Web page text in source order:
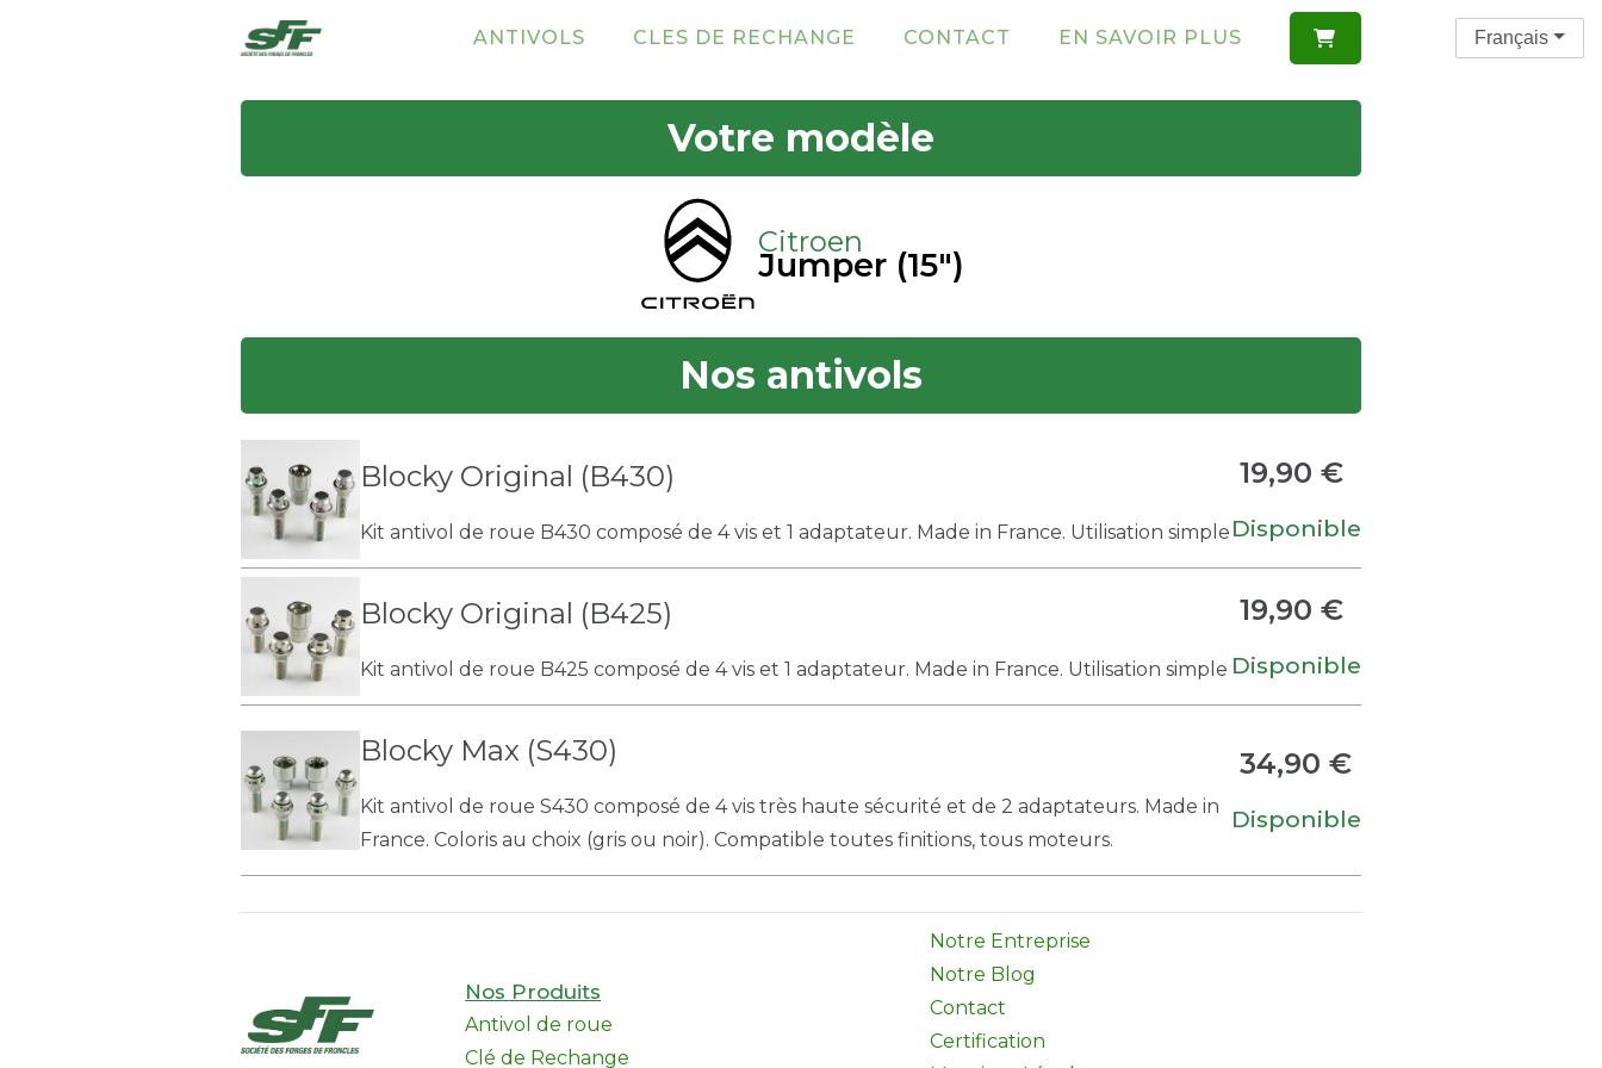
ANTIVOLS CLES DE RECHANGE CONTACT EN SAVOIR PLUS 
Votre modèle
Citroen
Jumper (15")
Nos antivols
Blocky Original (B430)
Kit antivol de roue B430 composé de 4 vis et 1 adaptateur. Made in France. Utilisation simple
19,90 €
Disponible
Blocky Original (B425)
Kit antivol de roue B425 composé de 4 vis et 1 adaptateur. Made in France. Utilisation simple
19,90 €
Disponible
Blocky Max (S430)
Kit antivol de roue S430 composé de 4 vis très haute sécurité et de 2 adaptateurs. Made in
France. Coloris au choix (gris ou noir). Compatible toutes finitions, tous moteurs.
34,90 €
Disponible
Nos Produits
Antivol de roue
Clé de Rechange
Notre Entreprise
Notre Blog
Contact
Certification
Français